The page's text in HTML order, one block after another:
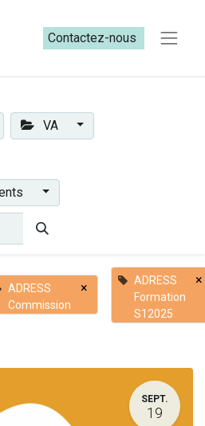
Contactez-nous​​
VA
ADRESS
Commission
×
ADRESS
Formation
S12025
×
SEPT.
19